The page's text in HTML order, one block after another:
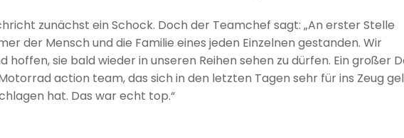
zunächst ein Schock. Doch der Teamchef sagt: „An erster Stelle
der Mensch und die Familie eines jeden Einzelnen gestanden. Wir
hoffen, sie bald wieder in unseren Reihen sehen zu dürfen. Ein großer
action team, das sich in den letzten Tagen sehr für ins Zeug
hat. Das war echt top.“